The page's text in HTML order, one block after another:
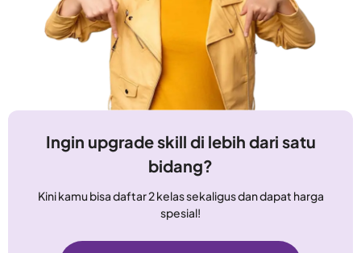
Ingin upgrade skill di lebih dari satu
bidang?
Kini kamu bisa daftar 2 kelas sekaligus dan dapat harga
spesial!